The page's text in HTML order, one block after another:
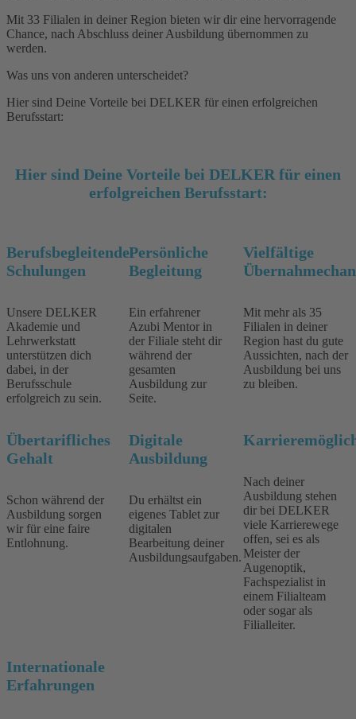
Mit 33 Filialen in deiner Region bieten wir dir eine hervorragende
Chance, nach Abschluss deiner Ausbildung übernommen zu
werden.
Was uns von anderen unterscheidet?
Hier sind Deine Vorteile bei DELKER für einen erfolgreichen
Berufsstart:
Hier sind Deine Vorteile bei DELKER für einen
erfolgreichen Berufsstart:
Berufsbegleitende
Schulungen
Unsere DELKER
Akademie und
Lehrwerkstatt
unterstützen dich
dabei, in der
Berufsschule
erfolgreich zu sein.
Persönliche
Begleitung
Ein erfahrener
Azubi Mentor in
der Filiale steht dir
während der
gesamten
Ausbildung zur
Seite.
Vielfältige
Mit mehr als 35
Filialen in deiner
Region hast du gute
Aussichten, nach der
Ausbildung bei uns
zu bleiben.
Übertarifliches
Gehalt
Schon während der
Ausbildung sorgen
wir für eine faire
Entlohnung.
Digitale
Ausbildung
Du erhältst ein
eigenes Tablet zur
digitalen
Bearbeitung deiner
Ausbildungsaufgaben.
Nach deiner
Ausbildung stehen
dir bei DELKER
viele Karrierewege
offen, sei es als
Meister der
Augenoptik,
Fachspezialist in
einem Filialteam
oder sogar als
Filialleiter.
Internationale
Erfahrungen